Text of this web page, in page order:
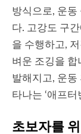
방식으로, 운동
다. 고강도 구
을 수행하고,
벼운 조깅을 합
발해지고, 운동
타나는 ‘애프
초보자를